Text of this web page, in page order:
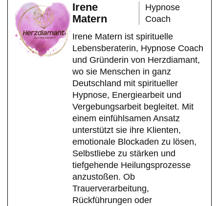
Irene
Matern
Hypnose
Coach
Irene Matern ist spirituelle
Lebensberaterin, Hypnose Coach
und Gründerin von Herzdiamant,
wo sie Menschen in ganz
Deutschland mit spiritueller
Hypnose, Energiearbeit und
Vergebungsarbeit begleitet. Mit
einem einfühlsamen Ansatz
unterstützt sie ihre Klienten,
emotionale Blockaden zu lösen,
Selbstliebe zu stärken und
tiefgehende Heilungsprozesse
anzustoßen. Ob
Trauerverarbeitung,
Rückführungen oder